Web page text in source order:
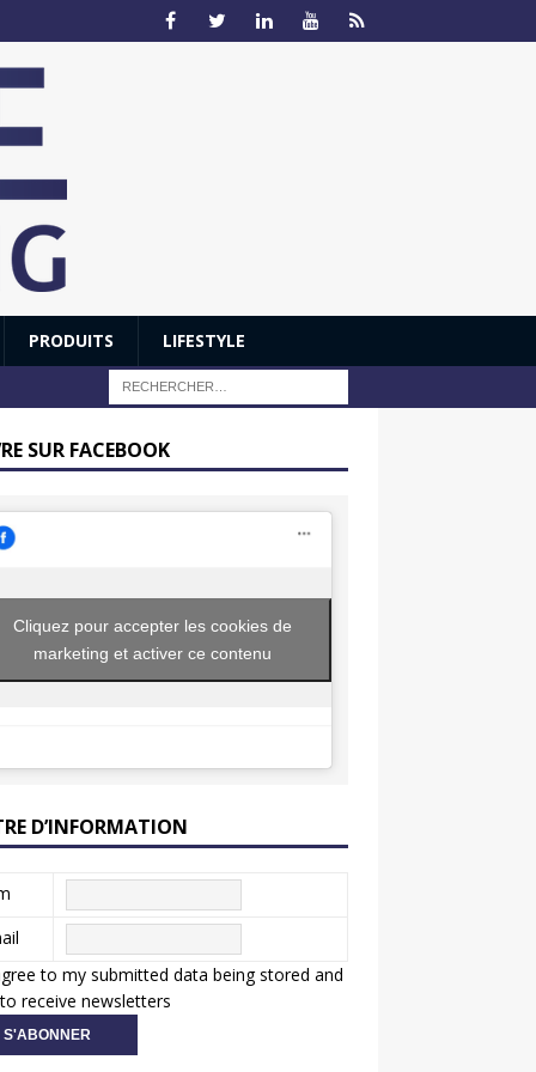
PRODUITS LIFESTYLE
SUR FACEBOOK
Cliquez pour accepter les cookies de
marketing et activer ce contenu
D’INFORMATION
to my submitted data being stored and
receive newsletters